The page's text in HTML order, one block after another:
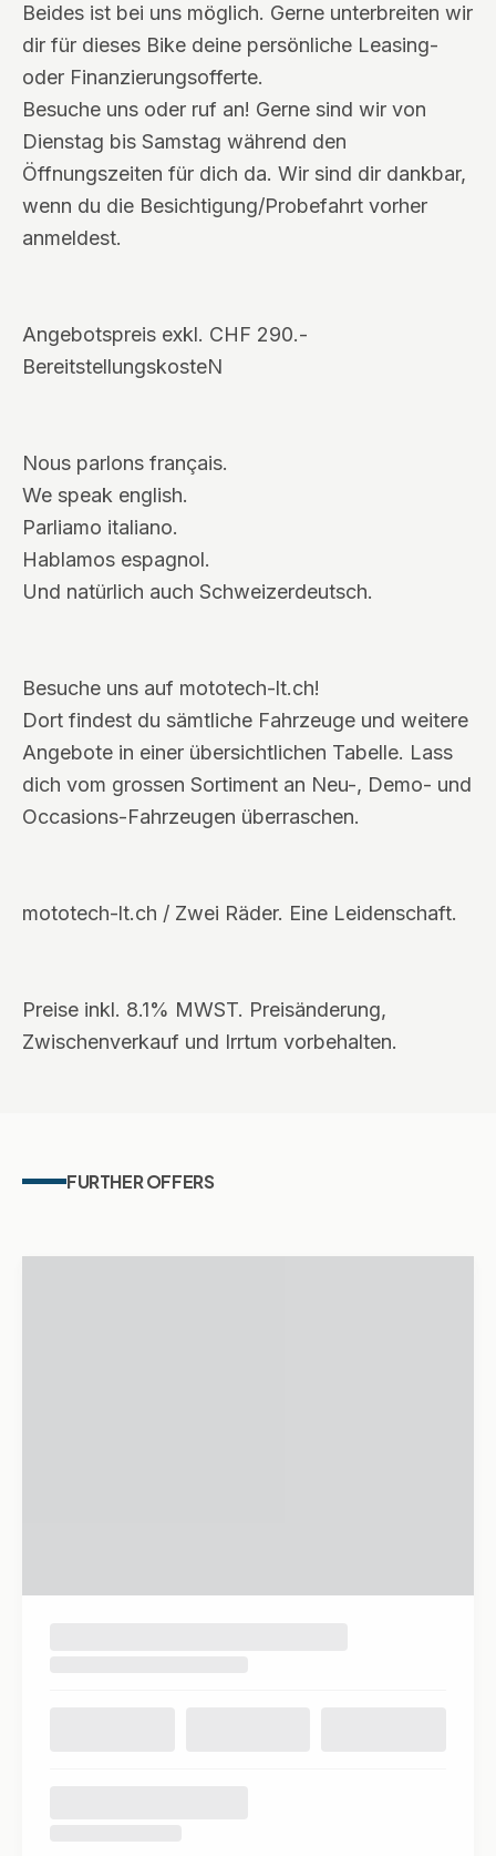
Beides ist bei uns möglich. Gerne unterbreiten wir
dir für dieses Bike deine persönliche Leasing-
oder Finanzierungsofferte.
Besuche uns oder ruf an! Gerne sind wir von
Dienstag bis Samstag während den
Öffnungszeiten für dich da. Wir sind dir dankbar,
wenn du die Besichtigung/Probefahrt vorher
anmeldest.
Angebotspreis exkl. CHF 290.-
BereitstellungskosteN
Nous parlons français.
We speak english.
Parliamo italiano.
Hablamos espagnol.
Und natürlich auch Schweizerdeutsch.
Besuche uns auf mototech-lt.ch!
Dort findest du sämtliche Fahrzeuge und weitere
Angebote in einer übersichtlichen Tabelle. Lass
dich vom grossen Sortiment an Neu-, Demo- und
Occasions-Fahrzeugen überraschen.
mototech-lt.ch / Zwei Räder. Eine Leidenschaft.
Preise inkl. 8.1% MWST. Preisänderung,
Zwischenverkauf und Irrtum vorbehalten.
FURTHER OFFERS